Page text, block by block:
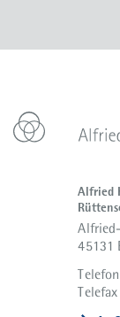
Alfried
45131
Telefon
Telefax